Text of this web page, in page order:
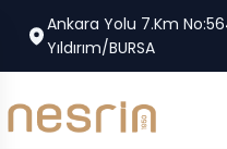
Ankara Yolu 7.Km
Yıldırım/BURSA